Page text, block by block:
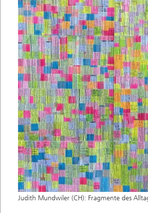
Judith Mundwiler (CH): Fragmente des